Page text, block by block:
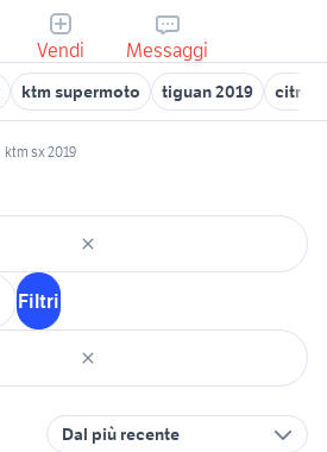
Vendi Messaggi
ktm supermoto tiguan 2019
ktm sx 2019
Filtri
Dal più recente